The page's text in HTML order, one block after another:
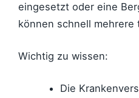
eingesetzt oder eine
können schnell mehrere
Wichtig zu wissen:
Die